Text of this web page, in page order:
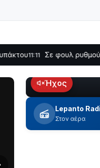
Σε φουλ ρυθμούς το
LIVEΉχος
Lepanto
Στον αέρα